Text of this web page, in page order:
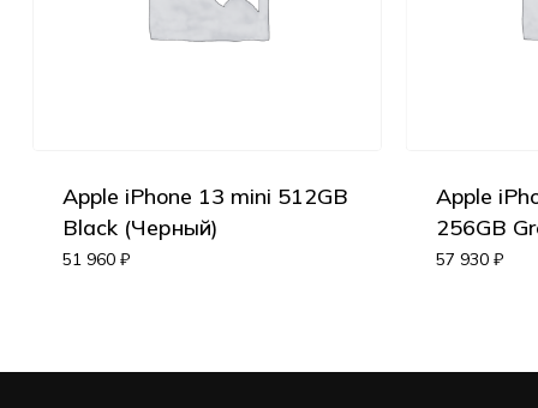
Apple iPhone 13 mini 512GB
Black (Черный)
51 960 ₽
Apple
256GB
57 930 ₽